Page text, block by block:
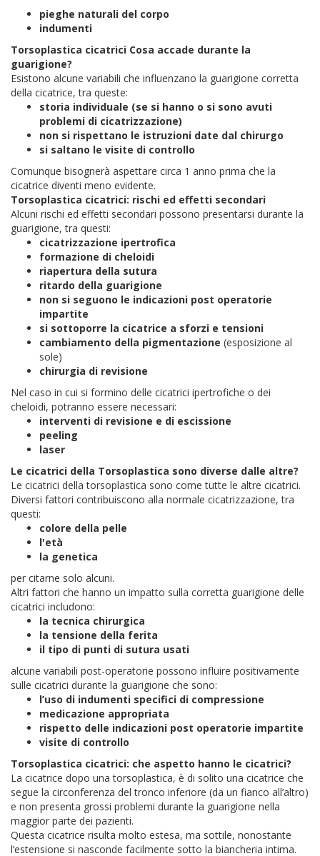
pieghe naturali del corpo
indumenti
Torsoplastica cicatrici Cosa accade durante la
guarigione?
Esistono alcune variabili che influenzano la guarigione corretta
della cicatrice, tra queste:
storia individuale (se si hanno o si sono avuti
problemi di cicatrizzazione)
non si rispettano le istruzioni date dal chirurgo
si saltano le visite di controllo
Comunque bisognerà aspettare circa 1 anno prima che la
cicatrice diventi meno evidente.
Torsoplastica cicatrici: rischi ed effetti secondari
Alcuni rischi ed effetti secondari possono presentarsi durante la
guarigione, tra questi:
cicatrizzazione ipertrofica
formazione di cheloidi
riapertura della sutura
ritardo della guarigione
non si seguono le indicazioni post operatorie
impartite
si sottoporre la cicatrice a sforzi e tensioni
cambiamento della pigmentazione (esposizione al
sole)
chirurgia di revisione
Nel caso in cui si formino delle cicatrici ipertrofiche o dei
cheloidi, potranno essere necessari:
interventi di revisione e di escissione
peeling
laser
Le cicatrici della Torsoplastica sono diverse dalle altre?
Le cicatrici della torsoplastica sono come tutte le altre cicatrici.
Diversi fattori contribuiscono alla normale cicatrizzazione, tra
questi:
colore della pelle
l'età
la genetica
per citarne solo alcuni.
Altri fattori che hanno un impatto sulla corretta guarigione delle
cicatrici includono:
la tecnica chirurgica
la tensione della ferita
il tipo di punti di sutura usati
alcune variabili post-operatorie possono influire positivamente
sulle cicatrici durante la guarigione che sono:
l’uso di indumenti specifici di compressione
medicazione appropriata
rispetto delle indicazioni post operatorie impartite
visite di controllo
Torsoplastica cicatrici: che aspetto hanno le cicatrici?
La cicatrice dopo una torsoplastica, è di solito una cicatrice che
segue la circonferenza del tronco inferiore (da un fianco all’altro)
e non presenta grossi problemi durante la guarigione nella
maggior parte dei pazienti.
Questa cicatrice risulta molto estesa, ma sottile, nonostante
l’estensione si nasconde facilmente sotto la biancheria intima.